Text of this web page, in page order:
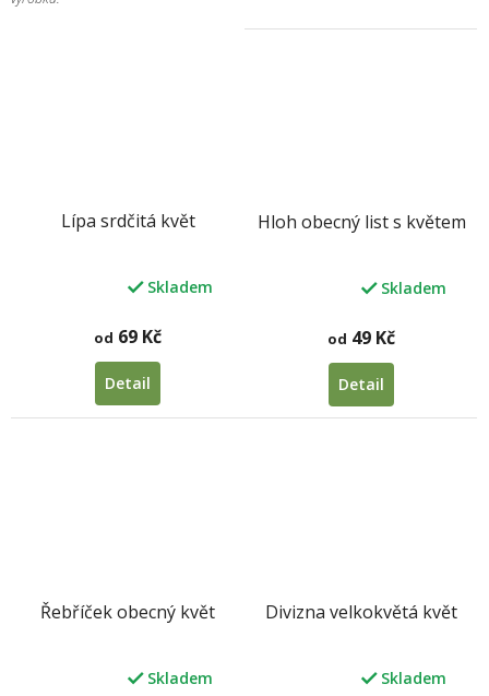
Lípa srdčitá květ
5
Skladem
od 69 Kč
Detail
Hloh obecný list s květem
5
Skladem
od 49 Kč
Detail
Řebříček obecný květ
Skladem
Divizna velkokvětá květ
Skladem